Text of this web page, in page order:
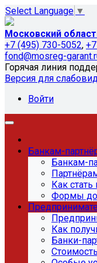
Select Language ▼
Московский
+7 (495) 730-5052,
fond@mosreg-
Горячая линия
Версия для
Войти
Банкам-
Банкам-
Как
Формы
Как
Банки-